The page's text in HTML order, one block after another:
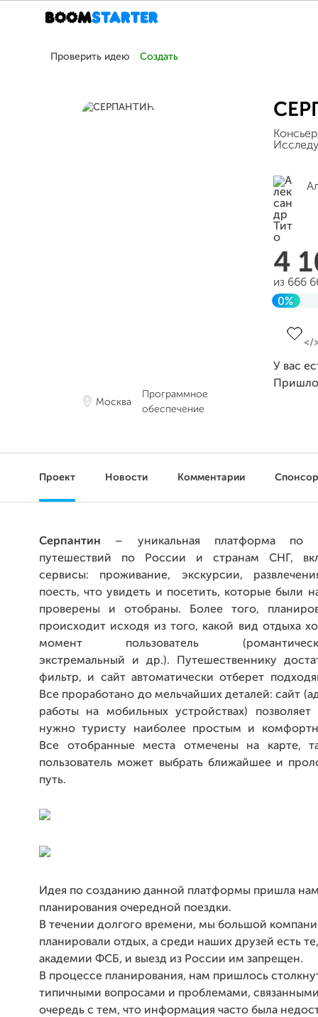
Проверить идею Создать
Москва
Программное
обеспечение
4
из 666
0%
У вас
Проект Новости Комментарии
Серпантин – уникальная платформа по
путешествий по России и странам СНГ,
сервисы: проживание, экскурсии,
поесть, что увидеть и посетить, которые были
проверены и отобраны. Более того,
происходит исходя из того, какой вид отдыха
момент пользователь
экстремальный и др.). Путешественнику
фильтр, и сайт автоматически отберет
Все проработано до мельчайших деталей: сайт
работы на мобильных устройствах)
нужно туристу наиболее простым и
Все отобранные места отмечены на карте,
пользователь может выбрать ближайшее и
путь.
Идея по созданию данной платформы пришла
планирования очередной поездки.
В течении долгого времени, мы большой
планировали отдых, а среди наших друзей есть те,
академии ФСБ, и выезд из России им запрещен.
В процессе планирования, нам пришлось
типичными вопросами и проблемами,
очередь с тем, что информация часто была